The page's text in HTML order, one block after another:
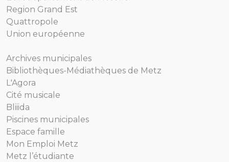
Region Grand Est
Quattropole
Union européenne
Archives municipales
Bibliothèques-Médiathèques de Metz
L'Agora
Cité musicale
Bliiida
Piscines municipales
Espace famille
Mon Emploi Metz
Metz l’étudiante